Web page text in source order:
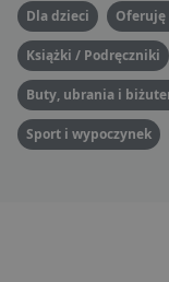
Dla dzieci Oferuję
Książki / Podręczniki
Buty, ubrania i
Sport i wypoczynek